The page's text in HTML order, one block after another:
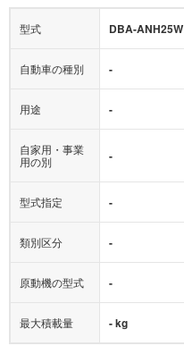
型式 DBA-ANH25W
自動車の種別 -
用途 -
自家用・事業
用の別
-
型式指定 -
類別区分 -
原動機の型式 -
最大積載量 - kg